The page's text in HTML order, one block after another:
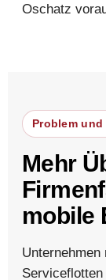
Oschatz
Problem
Mehr
mobile
Unternehmen